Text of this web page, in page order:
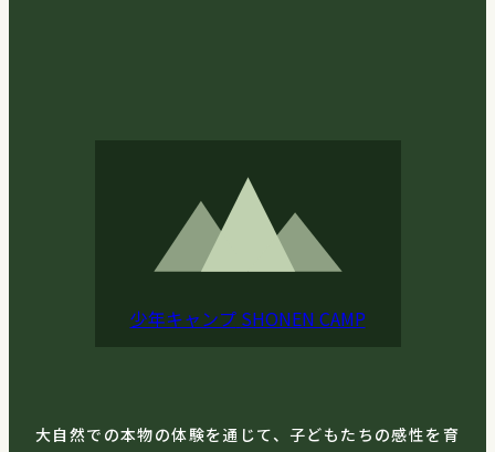
少年キャンプ SHONEN CAMP
大自然での本物の体験を通じて、子どもたちの感性を育